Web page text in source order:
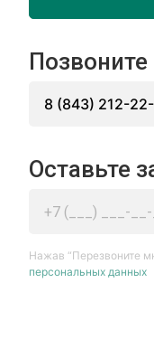
Позвоните
8 (843) 212-
Оставьте
Нажав “Перезвоните
персональных данных